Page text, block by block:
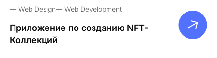
Web Design Web Development
Приложение по созданию NFT-
Коллекций